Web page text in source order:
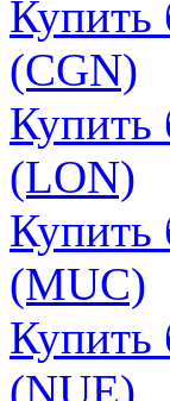
Купить
(CGN)
Купить
(LON)
Купить
(MUC)
Купить
(NUE)